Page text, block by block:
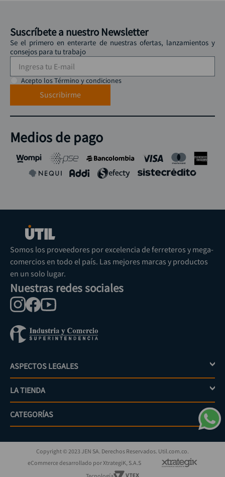
Suscríbete a nuestro Newsletter
Se el primero en enterarte de nuestras ofertas, lanzamientos y
consejos para tu trabajo
Acepto los Término y condiciones
Suscribirme
Medios de pago
Somos los proveedores por excelencia de ferreteros y mega-
comercios en todo el país. Las mejores marcas y productos
en un solo lugar.
Nuestras redes sociales
ASPECTOS LEGALES +
Política de tratamiento de datos personales
Términos y condiciones
Políticas de devolución
Políticas de garantías y devoluciones
Superintendencia de industria y comercio
LA TIENDA +
Mi cuenta
PQRs
¿Cómo comprar?
CATEGORÍAS
Jardinería
Eléctricos
Iluminación
Copyright © 2023 JEN SA. Derechos Reservados. Util.com.co.
eCommerce desarrollado por XtrategiK, S.A.S